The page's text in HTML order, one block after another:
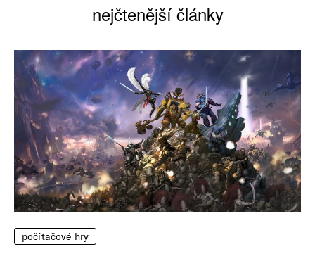
nejčtenější články
počítačové hry